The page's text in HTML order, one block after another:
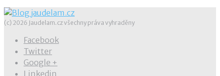
(c) 2026 Jaudelam.cz všechny práva vyhraděny
Facebook
Twitter
Google +
Linkedin